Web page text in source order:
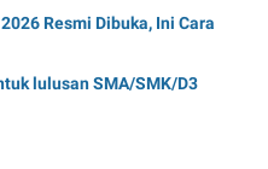
Resmi Dibuka, Ini Cara
lulusan SMA/SMK/D3